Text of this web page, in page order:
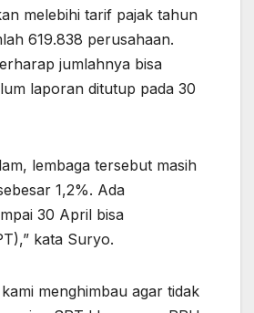
melebihi tarif pajak tahun
619.838 perusahaan.
jumlahnya bisa
laporan ditutup pada 30
lembaga tersebut masih
1,2%. Ada
30 April bisa
kata Suryo.
menghimbau agar tidak